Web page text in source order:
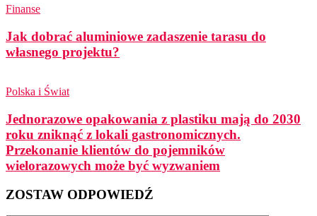
Finanse
Jak dobrać aluminiowe zadaszenie tarasu do
własnego projektu?
Polska i Świat
Jednorazowe opakowania z plastiku mają do 2030
roku zniknąć z lokali gastronomicznych.
Przekonanie klientów do pojemników
wielorazowych może być wyzwaniem
ZOSTAW ODPOWIEDŹ